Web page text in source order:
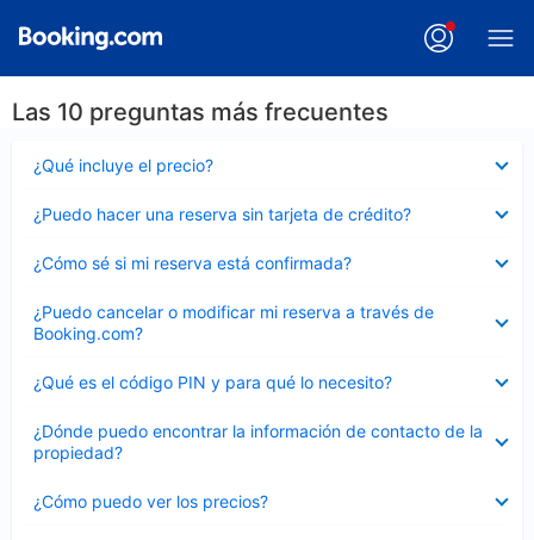
Las 10 preguntas más frecuentes
¿Qué incluye el precio?
cerrado
¿Puedo hacer una reserva sin tarjeta de crédito?
cerrado
¿Cómo sé si mi reserva está confirmada?
cerrado
¿Puedo cancelar o modificar mi reserva a través de
Booking.com?
cerrado
¿Qué es el código PIN y para qué lo necesito?
cerrado
¿Dónde puedo encontrar la información de contacto de la
propiedad?
cerrado
¿Cómo puedo ver los precios?
cerrado